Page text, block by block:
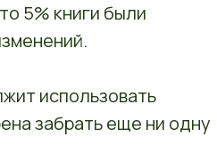
5% книги были
использовать
забрать еще ни одну